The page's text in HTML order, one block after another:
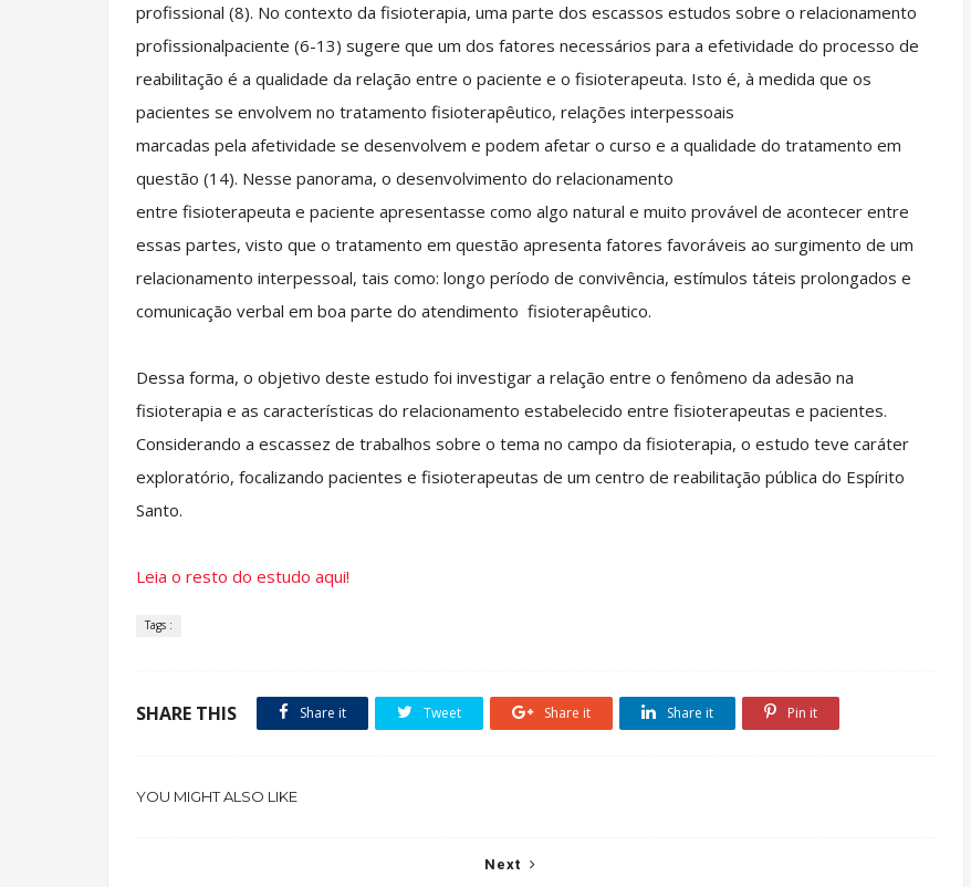
profissional (8). No contexto da fisioterapia, uma parte dos escassos estudos sobre o relacionamento
profissionalpaciente (6-13) sugere que um dos fatores necessários para a efetividade do processo de
reabilitação é a qualidade da relação entre o paciente e o fisioterapeuta. Isto é, à medida que os
pacientes se envolvem no tratamento fisioterapêutico, relações interpessoais
marcadas pela afetividade se desenvolvem e podem afetar o curso e a qualidade do tratamento em
questão (14). Nesse panorama, o desenvolvimento do relacionamento
entre fisioterapeuta e paciente apresentasse como algo natural e muito provável de acontecer entre
essas partes, visto que o tratamento em questão apresenta fatores favoráveis ao surgimento de um
relacionamento interpessoal, tais como: longo período de convivência, estímulos táteis prolongados e
comunicação verbal em boa parte do atendimento fisioterapêutico.
Dessa forma, o objetivo deste estudo foi investigar a relação entre o fenômeno da adesão na
fisioterapia e as características do relacionamento estabelecido entre fisioterapeutas e pacientes.
Considerando a escassez de trabalhos sobre o tema no campo da fisioterapia, o estudo teve caráter
exploratório, focalizando pacientes e fisioterapeutas de um centro de reabilitação pública do Espírito
Santo.
Leia o resto do estudo aqui!
Tags :
SHARE THIS Share it Tweet Share it Share it Pin it
YOU MIGHT ALSO LIKE
Next